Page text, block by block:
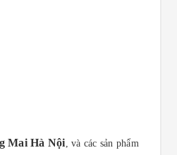
Mai Hà Nội, và các sản phẩm